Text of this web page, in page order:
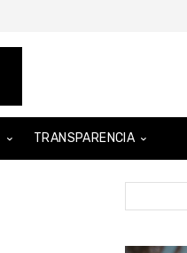
TRANSPARENCIA